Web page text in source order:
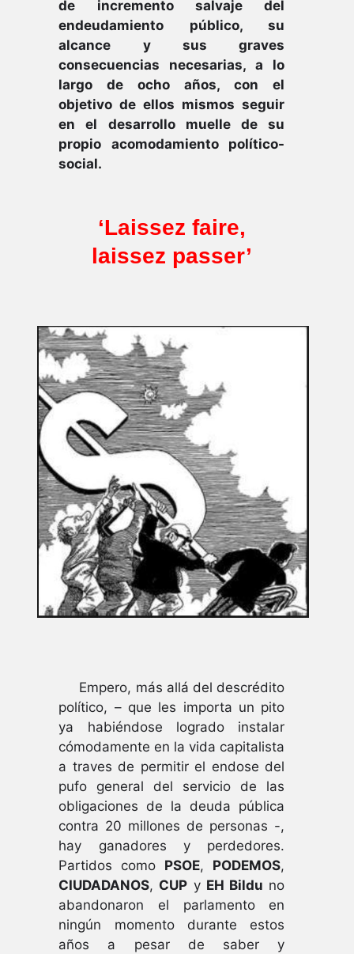
de incremento salvaje del
endeudamiento público, su
alcance y sus graves
consecuencias necesarias, a lo
largo de ocho años, con el
objetivo de ellos mismos seguir
en el desarrollo muelle de su
propio acomodamiento político-
social.
‘Laissez faire,
laissez passer’
Empero, más allá del descrédito
político, – que les importa un pito
ya habiéndose logrado instalar
cómodamente en la vida capitalista
a traves de permitir el endose del
pufo general del servicio de las
obligaciones de la deuda pública
contra 20 millones de personas -,
hay ganadores y perdedores.
Partidos como PSOE, PODEMOS,
CIUDADANOS, CUP y EH Bildu no
abandonaron el parlamento en
ningún momento durante estos
años a pesar de saber y